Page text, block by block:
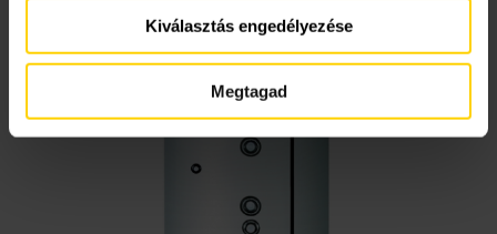
Kiválasztás engedélyezése
Megtagad